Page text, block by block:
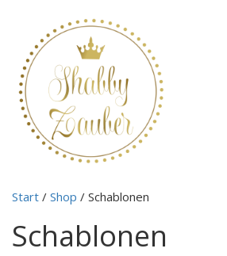
Start / Shop / Schablonen
Schablonen